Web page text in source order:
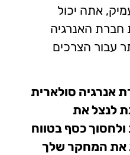
אתה יכול
חברת האנרגיה
עבור הצרכים
אנרגיה סולארית
לנצל את
כסף בטווח
את המחקר שלך